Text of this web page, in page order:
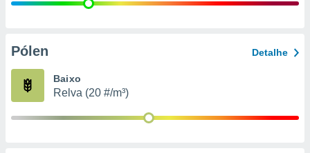
Pólen Detalhe
Baixo
Relva (20 #/m³)